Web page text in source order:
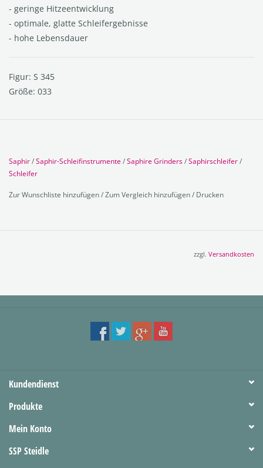
- geringe Hitzeentwicklung
- optimale, glatte Schleifergebnisse
- hohe Lebensdauer
Figur: S 345
Größe: 033
Saphir/Saphir-Schleifinstrumente/Saphire Grinders/Saphirschleifer/
Schleifer
Zur Wunschliste hinzufügen/Zum Vergleich hinzufügen/ Drucken
zzgl. Versandkosten
Kundendienst
Produkte
Mein Konto
SSP Steidle